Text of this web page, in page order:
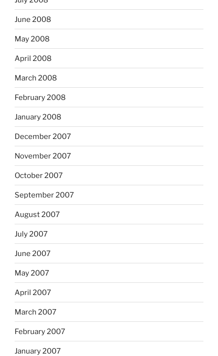
June 2008
May 2008
April 2008
March 2008
February 2008
January 2008
December 2007
November 2007
October 2007
September 2007
August 2007
July 2007
June 2007
May 2007
April 2007
March 2007
February 2007
January 2007